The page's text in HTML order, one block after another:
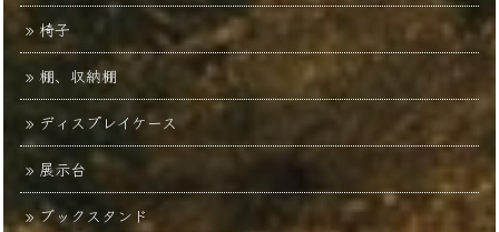
椅子
棚、収納棚
ディスプレイケース
展示台
ブックスタンド